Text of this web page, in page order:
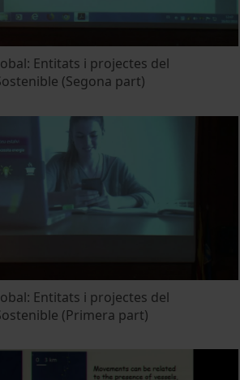
Entitats i projectes del
(Segona part)
Entitats i projectes del
(Primera part)